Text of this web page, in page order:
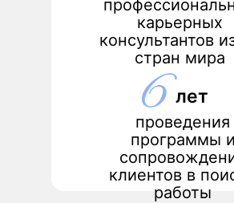
лет
проведения
программы и
клиентов в
работы
карьерных
консультантов
стран мира